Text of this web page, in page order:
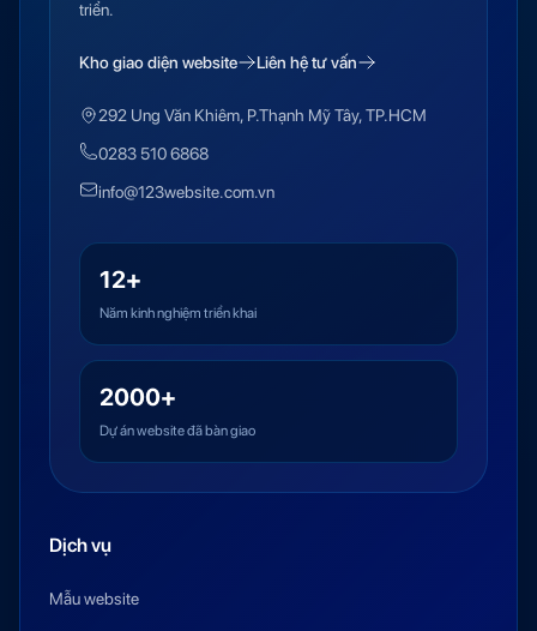
triển.
Kho giao diện website Liên hệ tư vấn
292 Ung Văn Khiêm, P.Thạnh Mỹ Tây, TP.HCM
0283 510 6868
info@123website.com.vn
12+
Năm kinh nghiệm triển khai
2000+
Dự án website đã bàn giao
Dịch vụ
Mẫu website